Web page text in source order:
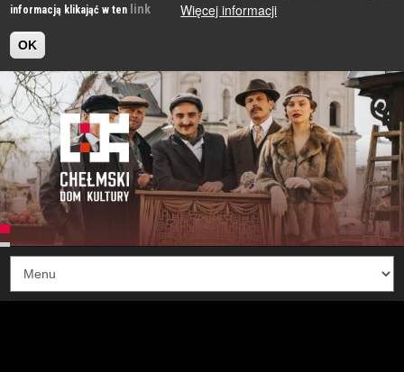
informacją klikająć w ten link Więcej informacji
OK